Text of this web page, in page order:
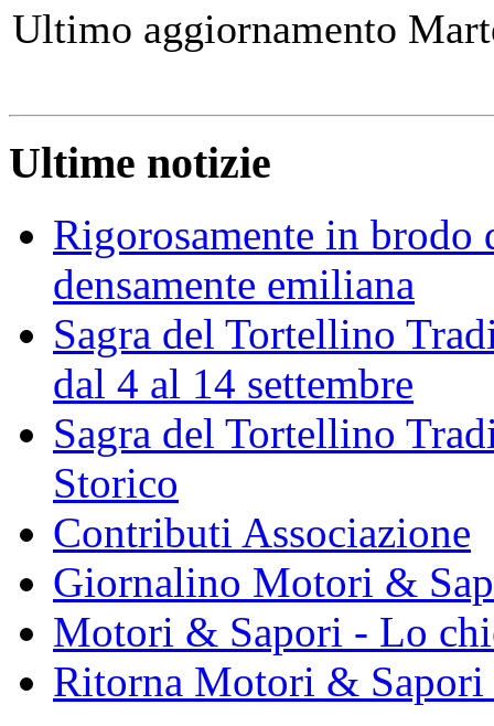
Ultimo aggiornamento
Ultime notizie
Rigorosamente in brodo
densamente emiliana
Sagra del Tortellino
dal 4 al 14 settembre
Sagra del Tortellino
Storico
Contributi Associazione
Giornalino Motori &
Motori & Sapori - Lo
Ritorna Motori & Sapori